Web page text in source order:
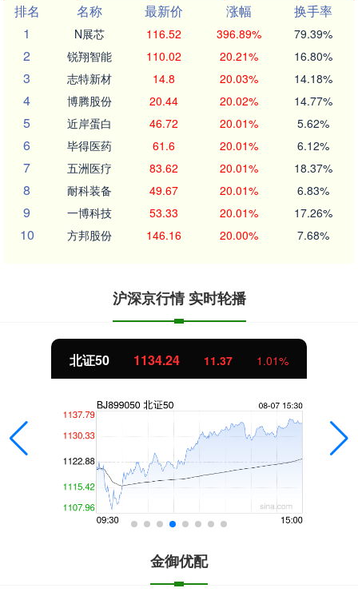
排名
名称 最新价 涨幅
换手率
1
N展芯 116.52 396.89% 79.39%
2 锐翔智能 110.02 20.21% 16.80%
3 志特新材 14.8 20.03% 14.18%
4 博腾股份 20.44 20.02% 14.77%
5 近岸蛋白 46.72 20.01% 5.62%
6 毕得医药 61.6 20.01% 6.12%
7 五洲医疗 83.62 20.01% 18.37%
8 耐科装备 49.67 20.01% 6.83%
9 一博科技 53.33 20.01% 17.26%
10 方邦股份 146.16 20.00% 7.68%
沪深京行情 实时轮播
北证50 1134.24 11.37 1.01%
金御优配